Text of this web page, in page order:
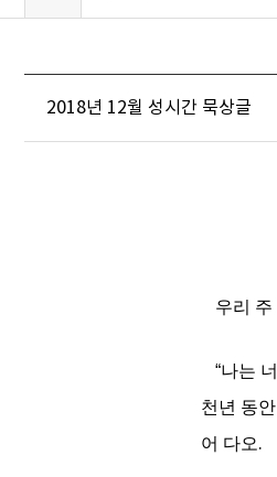
2018년 12월 성시간 묵상글
우리
“나는
천년 동
어 다오.